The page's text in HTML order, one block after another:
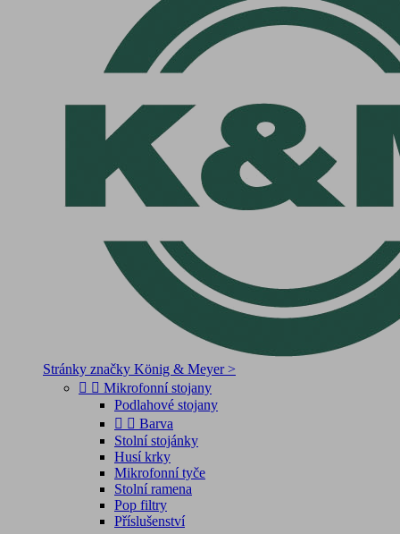
Stránky značky König & Meyer >
  Mikrofonní stojany
Podlahové stojany
  Barva
Stolní stojánky
Husí krky
Mikrofonní tyče
Stolní ramena
Pop filtry
Příslušenství